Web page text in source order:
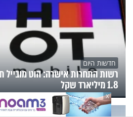
חדשות היום
רשות התחרות אישרה: הוט מובייל
1.8 מיליארד שקל
X